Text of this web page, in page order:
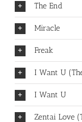
The End
Miracle
Freak
I Want U
I Want U
Zentai Love